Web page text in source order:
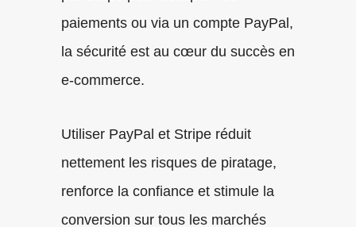
paiements ou via un compte PayPal,
la sécurité est au cœur du succès en
e-commerce.
Utiliser PayPal et Stripe réduit
nettement les risques de piratage,
renforce la confiance et stimule la
conversion sur tous les marchés